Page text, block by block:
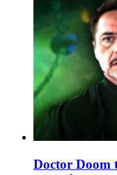
Doctor Doom